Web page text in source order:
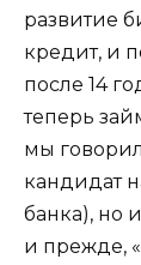
развитие
кредит, и
после 14
теперь
мы
кандидат
банка), но
и прежде,